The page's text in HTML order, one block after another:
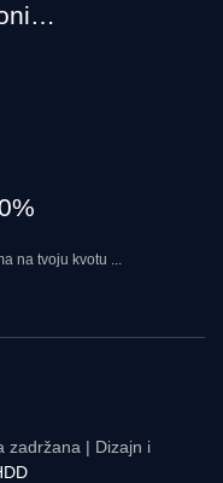
na tvoju kvotu ...
zadržana | Dizajn i